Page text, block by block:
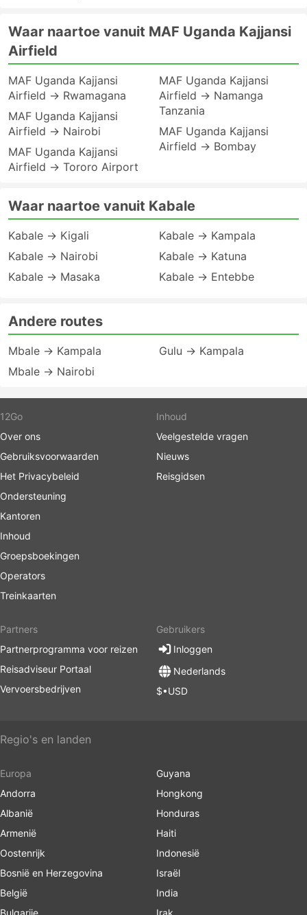
Waar naartoe vanuit MAF Uganda Kajjansi
Airfield
MAF Uganda Kajjansi
Airfield → Rwamagana
MAF Uganda Kajjansi
Airfield → Nairobi
MAF Uganda Kajjansi
Airfield → Tororo Airport
MAF Uganda Kajjansi
Airfield → Namanga
Tanzania
MAF Uganda Kajjansi
Airfield → Bombay
Waar naartoe vanuit Kabale
Kabale → Kigali
Kabale → Nairobi
Kabale → Masaka
Kabale → Kampala
Kabale → Katuna
Kabale → Entebbe
Andere routes
Mbale → Kampala
Mbale → Nairobi
Gulu → Kampala
12Go
Over ons
Gebruiksvoorwaarden
Het Privacybeleid
Ondersteuning
Kantoren
Inhoud
Groepsboekingen
Operators
Treinkaarten
Inhoud
Veelgestelde vragen
Nieuws
Reisgidsen
Partners
Partnerprogramma voor reizen
Reisadviseur Portaal
Vervoersbedrijven
Gebruikers
Inloggen
Nederlands
$•USD
Regio's en landen
Europa
Andorra
Albanië
Armenië
Oostenrijk
Bosnië en Herzegovina
België
Bulgarije
Guyana
Hongkong
Honduras
Haiti
Indonesië
Israël
India
Irak